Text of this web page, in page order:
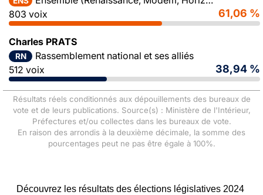
803 voix
61,06 %
Charles PRATS
RN
Rassemblement national et ses alliés
512 voix
38,94 %
Résultats réels conditionnés aux dépouillements des bureaux de
vote et de leurs publications. Source(s) : Ministère de l'Intérieur,
Préfectures et/ou collectes dans les bureaux de vote.
En raison des arrondis à la deuxième décimale, la somme des
pourcentages peut ne pas être égale à 100%.
Découvrez les résultats des élections législatives 2024